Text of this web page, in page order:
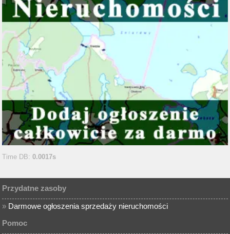
Time DB:0.0017s
Przydatne zasoby
» Darmowe ogłoszenia sprzedaży nieruchomości
Pomoc